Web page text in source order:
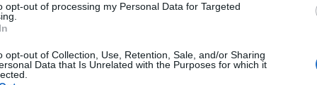
opt-out of processing my Personal Data for Targeted
opt-out of Collection, Use, Retention, Sale, and/or Sharing
Data that Is Unrelated with the Purposes for which it
zadysponowana kilka zastępów straży pożarnej, pogotowia